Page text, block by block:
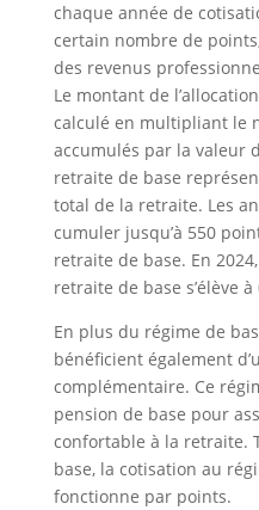
chaque année de
certain nombre de
des revenus
Le montant de
calculé en multipliant le
accumulés par la valeur
retraite de base
total de la retraite. Les
cumuler jusqu’à 550
retraite de base. En
retraite de base s’élève à
En plus du régime de
bénéficient également
complémentaire. Ce
pension de base pour
confortable à la retraite.
base, la cotisation au
fonctionne par points.